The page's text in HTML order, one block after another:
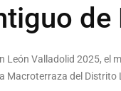
León Valladolid 2025,
Macroterraza del